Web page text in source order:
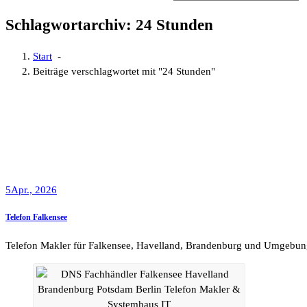
Schlagwortarchiv: 24 Stunden
Start -
Beiträge verschlagwortet mit "24 Stunden"
5Apr., 2026
Telefon Falkensee
Telefon Makler für Falkensee, Havelland, Brandenburg und